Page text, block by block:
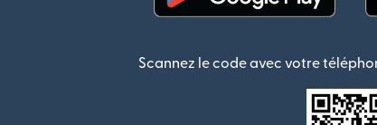
Scannez le code avec votre